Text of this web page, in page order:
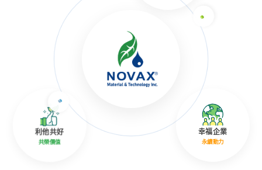
利他共好
共榮價值
幸福企業
永續動力